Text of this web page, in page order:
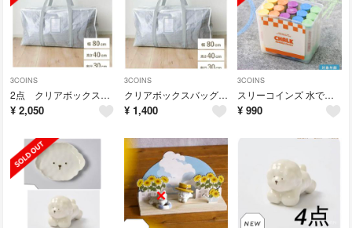
3COINS
2点 クリアボックスバッグ LL スリーコインズ 掃除 旅行 3coins
¥ 2,050
3COINS
クリアボックスバッグ LL スリーコインズ 収納 掃除
¥ 1,400
3COINS
スリーコインズ 水で消えるチョーク 15本セット 箱無し 3coins
¥ 990